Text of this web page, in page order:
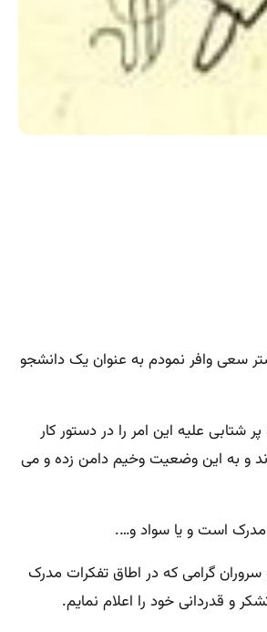
ایراد گردید. در این سخنرانی بیشتر سعی وافر نمودم به عنوان یک دانشجو
شتابی علیه این امر را در دستور کار
و به این وضعیت وخیم دامن زده و می
مدرک است و یا سواد و….
گرامی که در اطاق تفکرات مدرک
و قدردانی خود را اعلام نمایم.